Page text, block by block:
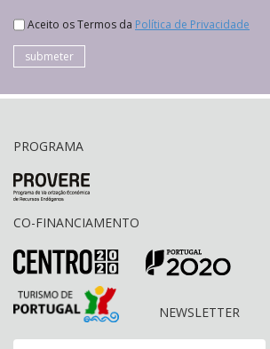
Aceito os Termos da Política de Privacidade
submeter
PROGRAMA
CO-FINANCIAMENTO
NEWSLETTER